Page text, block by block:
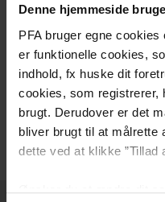
Denne hjemmeside
PFA bruger egne
er funktionelle cookies,
indhold, fx huske dit
cookies, som registrerer,
brugt. Derudover er det
bliver brugt til at målrette
dette ved at klikke ”Tillad
Ønsker du at ændre dit
sparring af PFA’s social-
specialister, hvis du
risiko for at blive
allerede er sygemeldt.
din helbredsmæssige
indsats vil hjælpe dig
Læs mere om PFA